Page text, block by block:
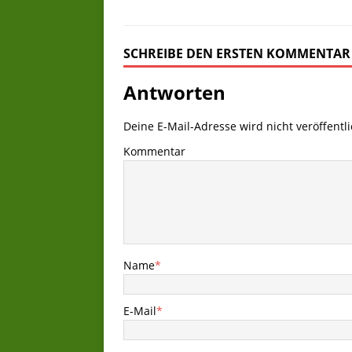
SCHREIBE DEN ERSTEN KOMMENTAR
Antworten
Deine E-Mail-Adresse wird nicht
Kommentar
Name*
E-Mail*